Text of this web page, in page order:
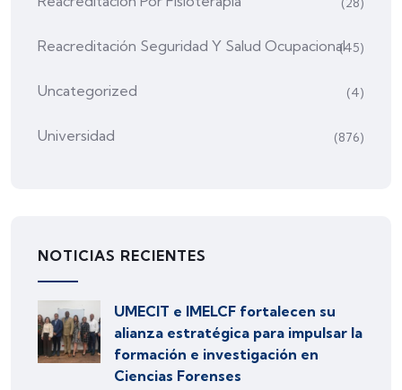
Reacreditación Seguridad Y Salud Ocupacional(45)
Uncategorized (4)
Universidad (876)
NOTICIAS RECIENTES
UMECIT e IMELCF fortalecen su
alianza estratégica para impulsar la
formación e investigación en
Ciencias Forenses